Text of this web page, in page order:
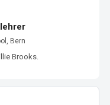
Bern
Brooks.